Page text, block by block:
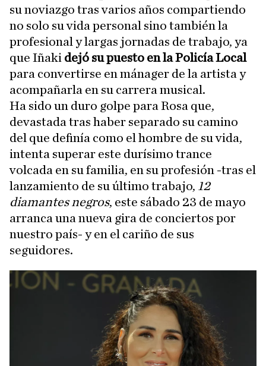
su noviazgo tras varios años compartiendo
no solo su vida personal sino también la
profesional y largas jornadas de trabajo, ya
que Iñaki dejó su puesto en la Policía Local
para convertirse en mánager de la artista y
acompañarla en su carrera musical.
Ha sido un duro golpe para Rosa que,
devastada tras haber separado su camino
del que definía como el hombre de su vida,
intenta superar este durísimo trance
volcada en su familia, en su profesión -tras el
lanzamiento de su último trabajo, 12
diamantes negros, este sábado 23 de mayo
arranca una nueva gira de conciertos por
nuestro país- y en el cariño de sus
seguidores.